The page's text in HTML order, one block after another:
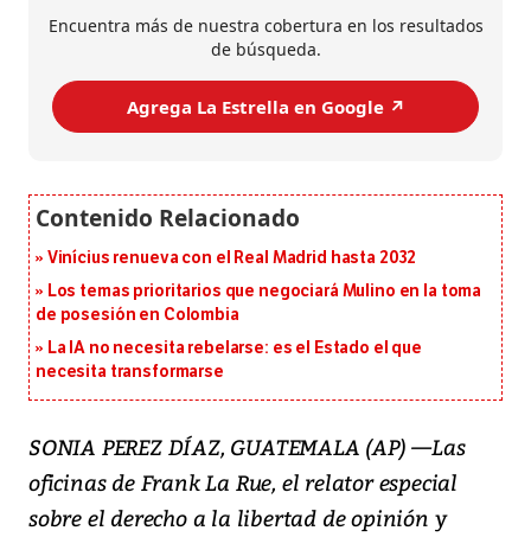
Encuentra más de nuestra cobertura en los resultados
de búsqueda.
Agrega La Estrella en Google ↗️
Vinícius renueva con el Real Madrid hasta 2032
Los temas prioritarios que negociará Mulino en la toma
de posesión en Colombia
La IA no necesita rebelarse: es el Estado el que
necesita transformarse
SONIA PEREZ DÍAZ, GUATEMALA (AP) —Las
oficinas de Frank La Rue, el relator especial
sobre el derecho a la libertad de opinión y